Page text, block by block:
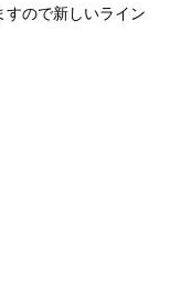
すので新しいライン